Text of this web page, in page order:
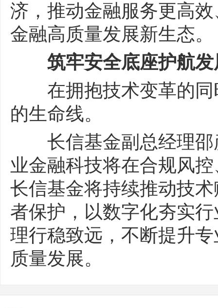
济，推动金融服务更高
金融高质量发展新生态。
筑牢安全底座护航发
在拥抱技术变革的同
的生命线。
长信基金副总经理邵
业金融科技将在合规风
长信基金将持续推动技
者保护，以数字化夯实
理行稳致远，不断提升
质量发展。